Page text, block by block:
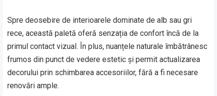
Spre deosebire de interioarele dominate de alb sau gri
rece, această paletă oferă senzația de confort încă de la
primul contact vizual. În plus, nuanțele naturale îmbătrânesc
frumos din punct de vedere estetic și permit actualizarea
decorului prin schimbarea accesoriilor, fără a fi necesare
renovări ample.